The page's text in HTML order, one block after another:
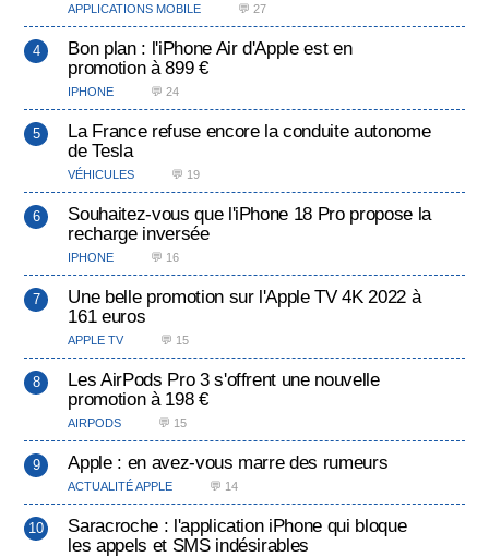
APPLICATIONS MOBILE 💬 27
Bon plan : l'iPhone Air d'Apple est en
promotion à 899 €
IPHONE 💬 24
La France refuse encore la conduite autonome
de Tesla
VÉHICULES 💬 19
Souhaitez-vous que l'iPhone 18 Pro propose la
recharge inversée
IPHONE 💬 16
Une belle promotion sur l'Apple TV 4K 2022 à
161 euros
APPLE TV 💬 15
Les AirPods Pro 3 s'offrent une nouvelle
promotion à 198 €
AIRPODS 💬 15
Apple : en avez-vous marre des rumeurs
ACTUALITÉ APPLE 💬 14
Saracroche : l'application iPhone qui bloque
les appels et SMS indésirables